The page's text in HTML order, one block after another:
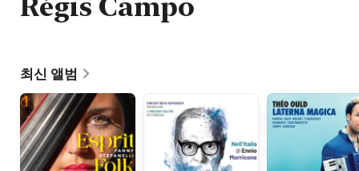
둘러보기
Régis Campo
최신 앨범